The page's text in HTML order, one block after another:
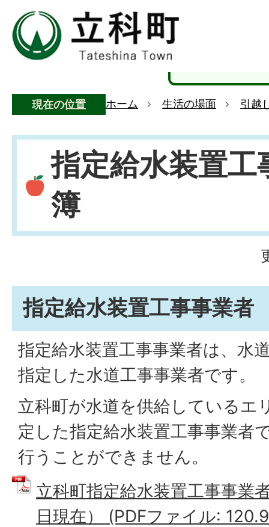
現在の位置 ホーム 生活の場面 引越
指定給水装置工
簿
指定給水装置工事事業者
指定給水装置工事事業者は、水
指定した水道工事事業者です。
立科町が水道を供給しているエ
定した指定給水装置工事事業者
行うことができません。
立科町指定給水装置工事事業
日現在） (PDFファイル: